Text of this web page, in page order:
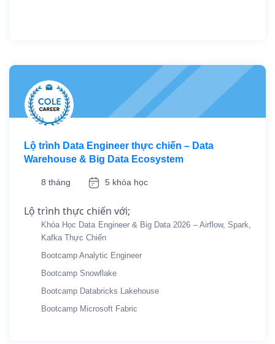
Lộ trình Data Engineer thực chiến – Data
Warehouse & Big Data Ecosystem
8 tháng 5 khóa học
Lộ trình thực chiến với;
Khóa Học Data Engineer & Big Data 2026 – Airflow, Spark,
Kafka Thực Chiến
Bootcamp Analytic Engineer
Bootcamp Snowflake
Bootcamp Databricks Lakehouse
Bootcamp Microsoft Fabric